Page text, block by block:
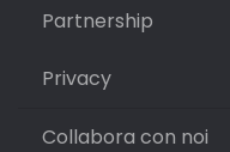
Partnership
Privacy
Collabora con noi